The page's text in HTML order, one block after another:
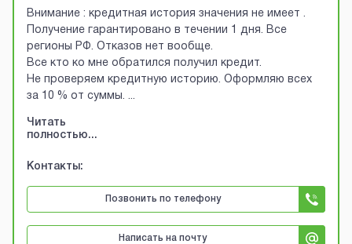
Внимание : кредитная история значения не имеет .
Получение гарантировано в течении 1 дня. Все
регионы РФ. Отказов нет вообще.
Все кто ко мне обратился получил кредит.
Не проверяем кредитную историю. Оформляю всех
за 10 % от суммы. ...
Читать
полностью...
Контакты:
Позвонить по телефону
Написать на почту